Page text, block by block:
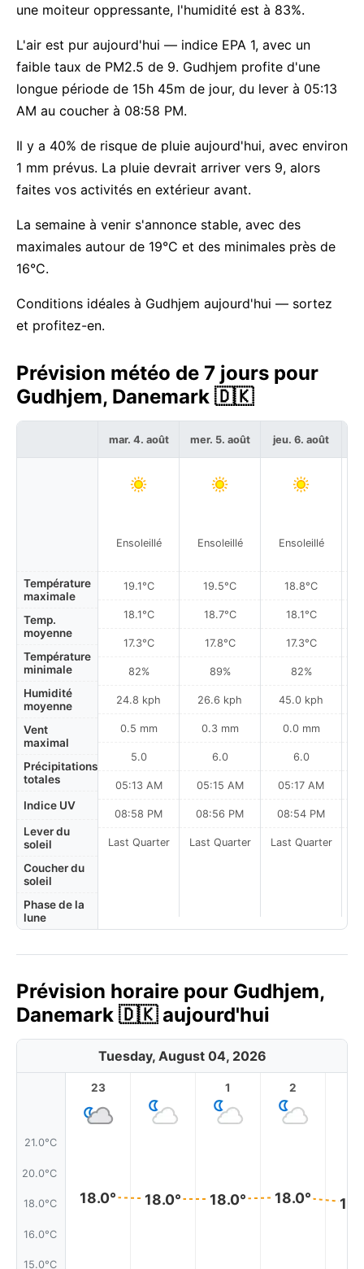
une moiteur oppressante, l'humidité est à 83%.
L'air est pur aujourd'hui — indice EPA 1, avec un
faible taux de PM2.5 de 9. Gudhjem profite d'une
longue période de 15h 45m de jour, du lever à 05:13
AM au coucher à 08:58 PM.
Il y a 40% de risque de pluie aujourd'hui, avec environ
1 mm prévus. La pluie devrait arriver vers 9, alors
faites vos activités en extérieur avant.
La semaine à venir s'annonce stable, avec des
maximales autour de 19°C et des minimales près de
16°C.
Conditions idéales à Gudhjem aujourd'hui — sortez
et profitez-en.
Prévision météo de 7 jours pour
Gudhjem, Danemark 🇩🇰
Température
maximale
Temp.
moyenne
Température
minimale
Humidité
moyenne
Vent
maximal
Précipitations
totales
Indice UV
Lever du
soleil
Coucher du
soleil
Phase de la
lune
mar. 4. août
Ensoleillé
19.1°C
18.1°C
17.3°C
82%
24.8 kph
0.5 mm
5.0
05:13 AM
08:58 PM
Last Quarter
mer. 5. août
Ensoleillé
19.5°C
18.7°C
17.8°C
89%
26.6 kph
0.3 mm
6.0
05:15 AM
08:56 PM
Last Quarter
jeu. 6. août
Ensoleillé
18.8°C
18.1°C
17.3°C
82%
45.0 kph
0.0 mm
6.0
05:17 AM
08:54 PM
Last Quarter
Prévision horaire pour Gudhjem,
Danemark 🇩🇰 aujourd'hui
Tuesday, August 04, 2026
21.0°C
20.0°C
18.0°C
16.0°C
15.0°C
23
18.0° 18.0°
1
18.0°
2
18.0°